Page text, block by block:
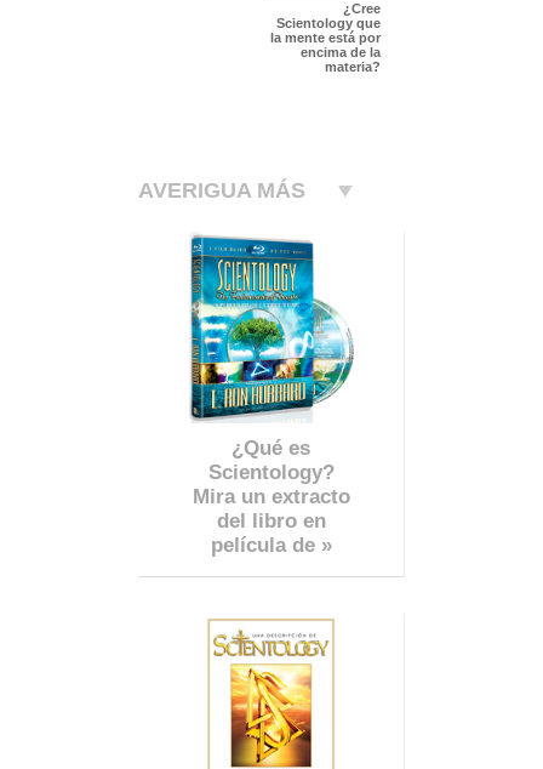
¿Cree
Scientology que
la mente está por
encima de la
materia?
AVERIGUA MÁS
¿Qué es
Scientology?
Mira un extracto
del libro en
película de »